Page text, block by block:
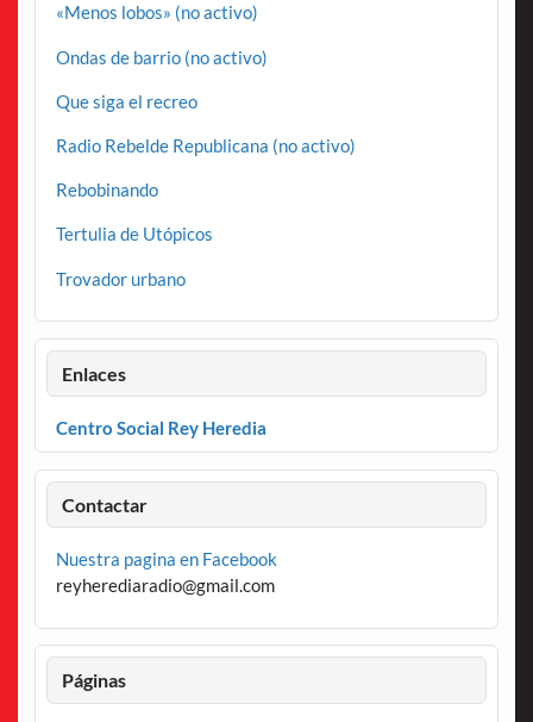
«Menos lobos» (no activo)
Ondas de barrio (no activo)
Que siga el recreo
Radio Rebelde Republicana (no activo)
Rebobinando
Tertulia de Utópicos
Trovador urbano
Enlaces
Centro Social Rey Heredia
Contactar
Nuestra pagina en Facebook
reyherediaradio@gmail.com
Páginas